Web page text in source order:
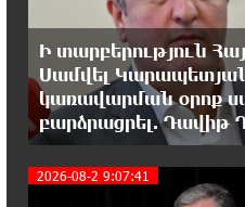
դեմ քրեական հետապնդումը
20:30:30 7-08-2026
Սարյան
մեկում
ամյա տղամարդը
Ի տարբերություն
Սամվել
կառավարման օրոք
բարձրացրել. Դավիթ
2026-08-2 9:07:41